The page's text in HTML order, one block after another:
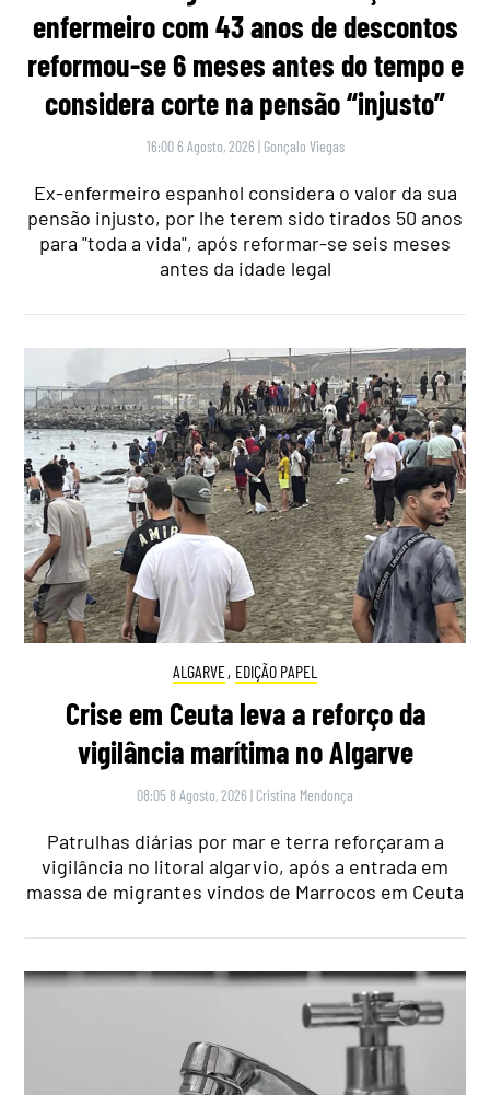
enfermeiro com 43 anos de descontos
reformou-se 6 meses antes do tempo e
considera corte na pensão “injusto”
16:00 6 Agosto, 2026 | Gonçalo Viegas
Ex-enfermeiro espanhol considera o valor da sua
pensão injusto, por lhe terem sido tirados 50 anos
para "toda a vida", após reformar-se seis meses
antes da idade legal
ALGARVE, EDIÇÃO PAPEL
Crise em Ceuta leva a reforço da
vigilância marítima no Algarve
08:05 8 Agosto, 2026 | Cristina Mendonça
Patrulhas diárias por mar e terra reforçaram a
vigilância no litoral algarvio, após a entrada em
massa de migrantes vindos de Marrocos em Ceuta